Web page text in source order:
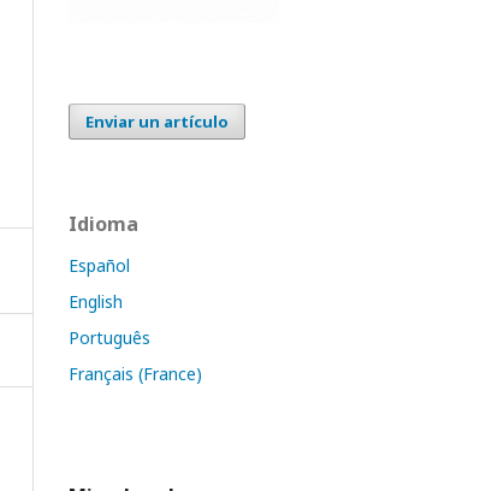
Enviar un artículo
Idioma
Español
English
Português
Français (France)